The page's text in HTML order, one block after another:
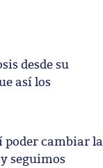
desde su
así los
poder cambiar la
seguimos